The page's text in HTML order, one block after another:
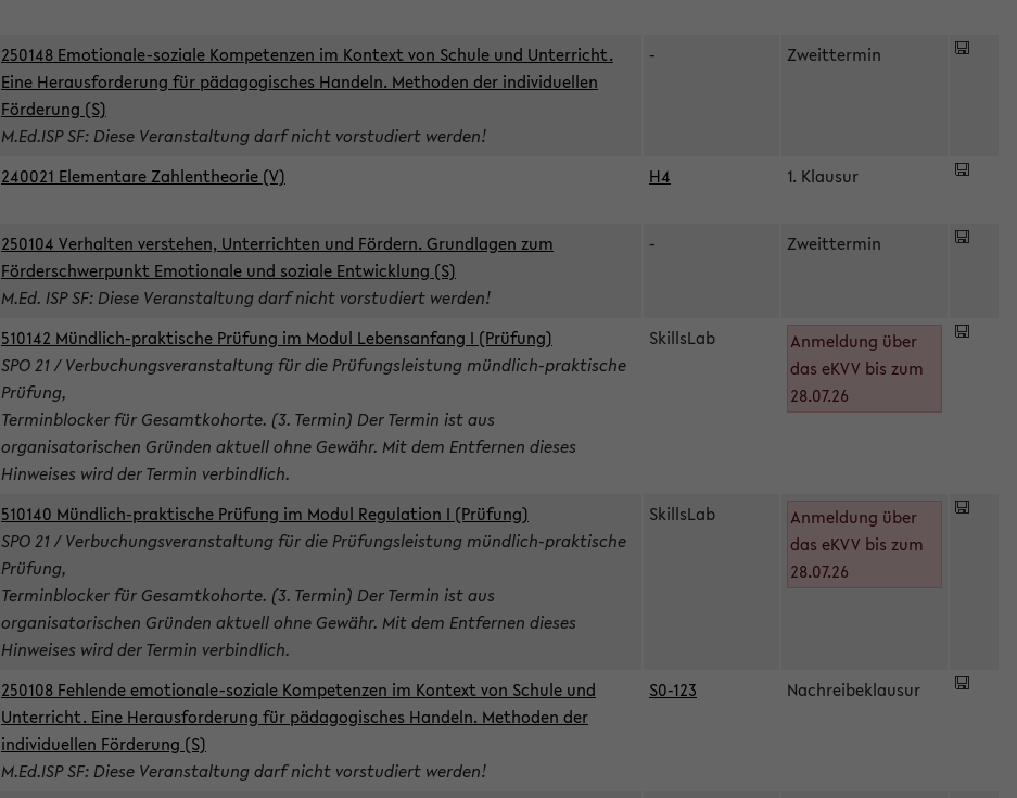
250148 Emotionale-soziale Kompetenzen im Kontext von Schule und Unterricht.
Eine Herausforderung für pädagogisches Handeln. Methoden der individuellen
Förderung (S)
M.Ed.ISP SF: Diese Veranstaltung darf nicht vorstudiert werden!
- Zweittermin
240021 Elementare Zahlentheorie (V) H4 1. Klausur
250104 Verhalten verstehen, Unterrichten und Fördern. Grundlagen zum
Förderschwerpunkt Emotionale und soziale Entwicklung (S)
M.Ed. ISP SF: Diese Veranstaltung darf nicht vorstudiert werden!
- Zweittermin
510142 Mündlich-praktische Prüfung im Modul Lebensanfang I (Prüfung)
SPO 21 / Verbuchungsveranstaltung für die Prüfungsleistung mündlich-praktische
Prüfung,
Terminblocker für Gesamtkohorte. (3. Termin) Der Termin ist aus
organisatorischen Gründen aktuell ohne Gewähr. Mit dem Entfernen dieses
Hinweises wird der Termin verbindlich.
SkillsLab
Anmeldung über
das eKVV bis zum
28.07.26
510140 Mündlich-praktische Prüfung im Modul Regulation I (Prüfung)
SPO 21 / Verbuchungsveranstaltung für die Prüfungsleistung mündlich-praktische
Prüfung,
Terminblocker für Gesamtkohorte. (3. Termin) Der Termin ist aus
organisatorischen Gründen aktuell ohne Gewähr. Mit dem Entfernen dieses
Hinweises wird der Termin verbindlich.
SkillsLab
Anmeldung über
das eKVV bis zum
28.07.26
250108 Fehlende emotionale-soziale Kompetenzen im Kontext von Schule und
Unterricht. Eine Herausforderung für pädagogisches Handeln. Methoden der
individuellen Förderung (S)
M.Ed.ISP SF: Diese Veranstaltung darf nicht vorstudiert werden!
S0-123 Nachreibeklausur